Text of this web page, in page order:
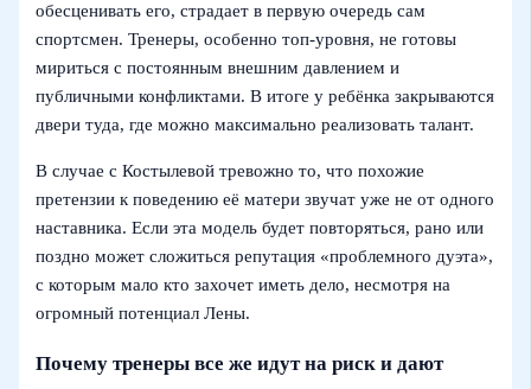
обесценивать его, страдает в первую очередь сам
спортсмен. Тренеры, особенно топ-уровня, не готовы
мириться с постоянным внешним давлением и
публичными конфликтами. В итоге у ребёнка закрываются
двери туда, где можно максимально реализовать талант.
В случае с Костылевой тревожно то, что похожие
претензии к поведению её матери звучат уже не от одного
наставника. Если эта модель будет повторяться, рано или
поздно может сложиться репутация «проблемного дуэта»,
с которым мало кто захочет иметь дело, несмотря на
огромный потенциал Лены.
Почему тренеры все же идут на риск и дают